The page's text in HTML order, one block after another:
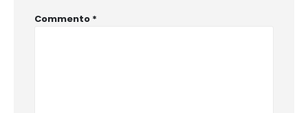
Commento *